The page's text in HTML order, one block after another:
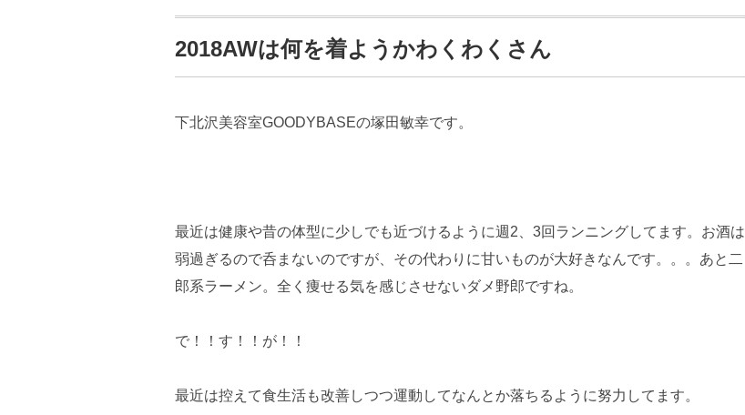
2018AWは何を着ようかわくわくさん
下北沢美容室GOODYBASEの塚田敏幸です。
最近は健康や昔の体型に少しでも近づけるように週2、3回ランニングしてます。お酒は
弱過ぎるので呑まないのですが、その代わりに甘いものが大好きなんです。。。あと二
郎系ラーメン。全く痩せる気を感じさせないダメ野郎ですね。
で！！す！！が！！
最近は控えて食生活も改善しつつ運動してなんとか落ちるように努力してます。